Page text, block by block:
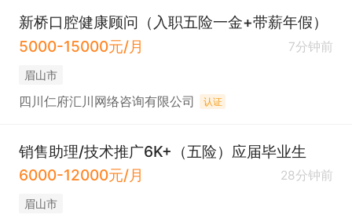
新桥口腔健康顾问（入职五险一金+带薪年假）
5000-15000元/月
7分钟前
眉山市
四川仁府汇川网络咨询有限公司 认证
销售助理/技术推广6K+（五险）应届毕业生
6000-12000元/月
28分钟前
眉山市